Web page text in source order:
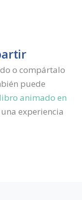
o compártalo
puede
libro animado en
experiencia